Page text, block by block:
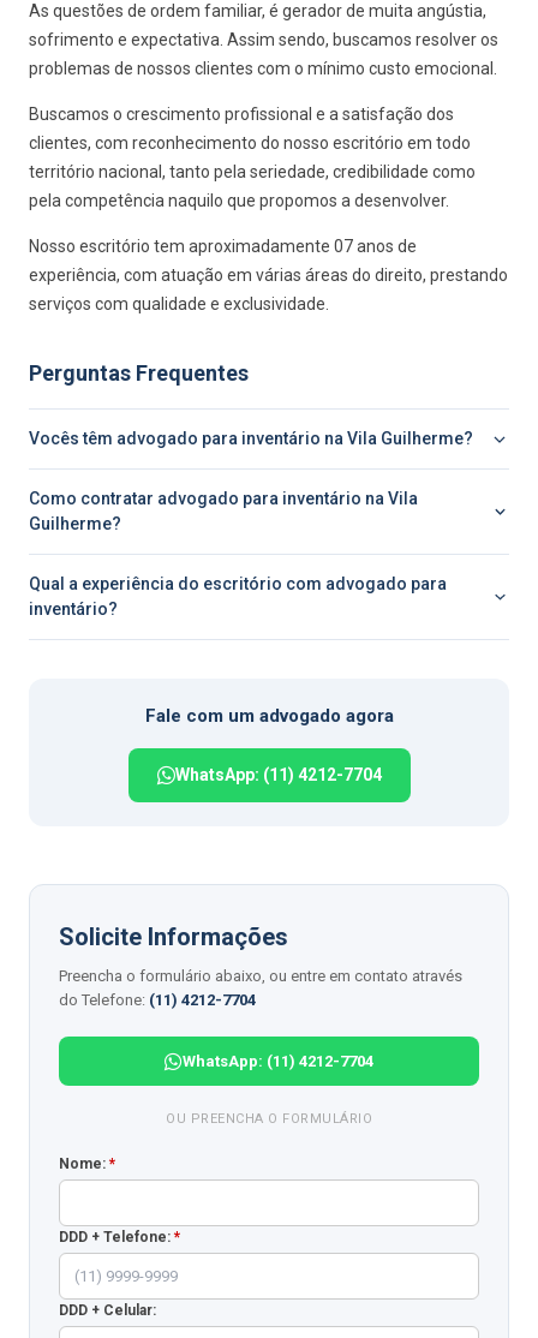
As questões de ordem familiar, é gerador de muita angústia,
sofrimento e expectativa. Assim sendo, buscamos resolver os
problemas de nossos clientes com o mínimo custo emocional.
Buscamos o crescimento profissional e a satisfação dos
clientes, com reconhecimento do nosso escritório em todo
território nacional, tanto pela seriedade, credibilidade como
pela competência naquilo que propomos a desenvolver.
Nosso escritório tem aproximadamente 07 anos de
experiência, com atuação em várias áreas do direito, prestando
serviços com qualidade e exclusividade.
Perguntas Frequentes
Vocês têm advogado para inventário na Vila Guilherme?
Como contratar advogado para inventário na Vila
Guilherme?
Qual a experiência do escritório com advogado para
inventário?
Fale com um advogado agora
WhatsApp: (11) 4212-7704
Solicite Informações
Preencha o formulário abaixo, ou entre em contato através
do Telefone: (11) 4212-7704
WhatsApp: (11) 4212-7704
OU PREENCHA O FORMULÁRIO
Nome: *
DDD + Telefone: *
DDD + Celular: